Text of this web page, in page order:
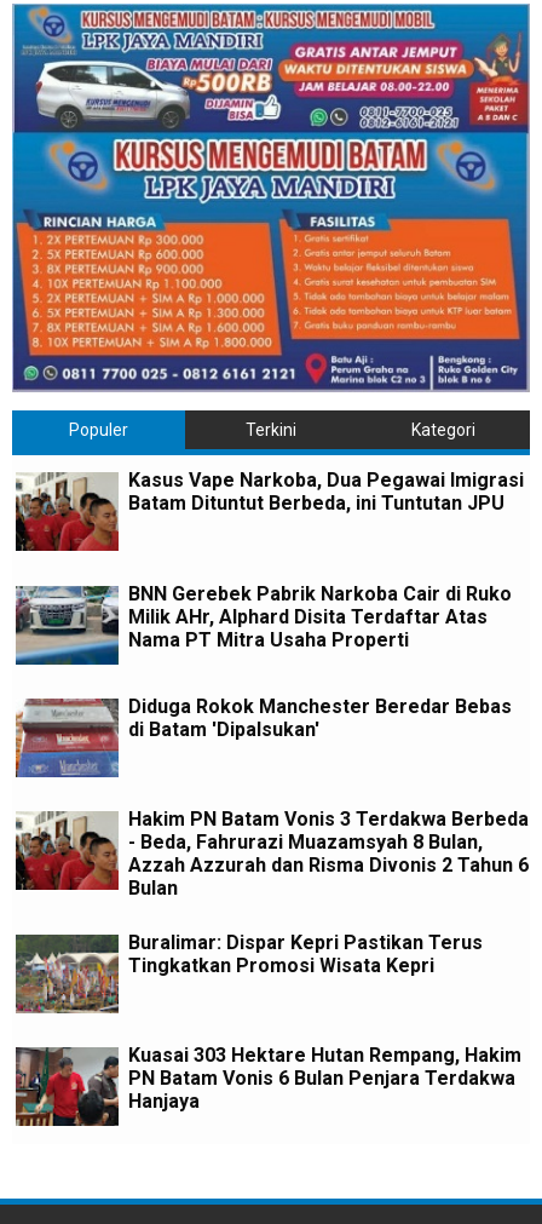
Populer Terkini Kategori
Kasus Vape Narkoba, Dua Pegawai Imigrasi
Batam Dituntut Berbeda, ini Tuntutan JPU
BNN Gerebek Pabrik Narkoba Cair di Ruko
Milik AHr, Alphard Disita Terdaftar Atas
Nama PT Mitra Usaha Properti
Diduga Rokok Manchester Beredar Bebas
di Batam 'Dipalsukan'
Hakim PN Batam Vonis 3 Terdakwa Berbeda
- Beda, Fahrurazi Muazamsyah 8 Bulan,
Azzah Azzurah dan Risma Divonis 2 Tahun 6
Bulan
Buralimar: Dispar Kepri Pastikan Terus
Tingkatkan Promosi Wisata Kepri
Kuasai 303 Hektare Hutan Rempang, Hakim
PN Batam Vonis 6 Bulan Penjara Terdakwa
Hanjaya